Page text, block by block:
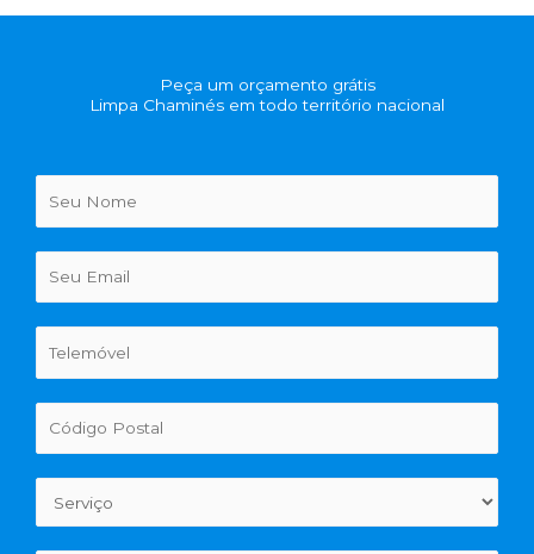
Peça um orçamento grátis
Limpa Chaminés em todo território nacional